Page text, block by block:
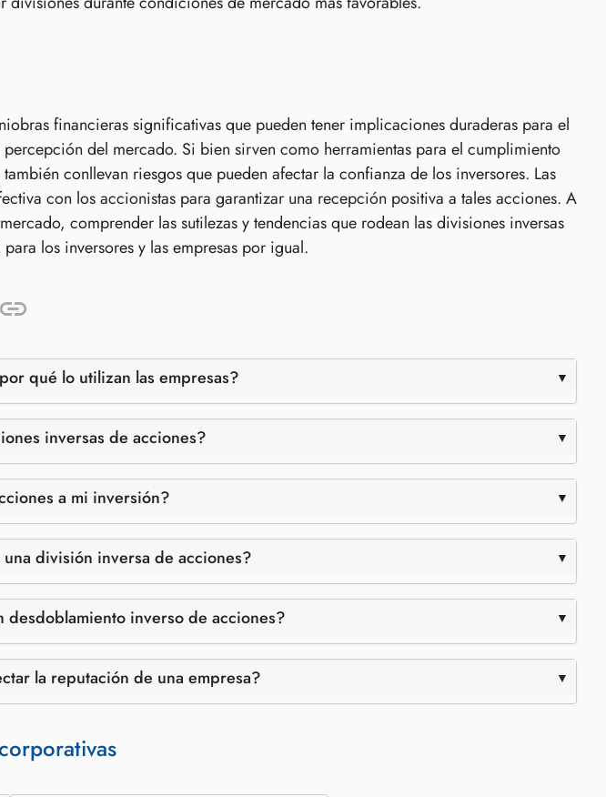
financieras significativas que pueden tener implicaciones duraderas para el
del mercado. Si bien sirven como herramientas para el cumplimiento
conllevan riesgos que pueden afectar la confianza de los inversores. Las
con los accionistas para garantizar una recepción positiva a tales acciones. A
comprender las sutilezas y tendencias que rodean las divisiones inversas
los inversores y las empresas por igual.
qué lo utilizan las empresas?
inversas de acciones?
a mi inversión?
división inversa de acciones?
inverso de acciones?
la reputación de una empresa?